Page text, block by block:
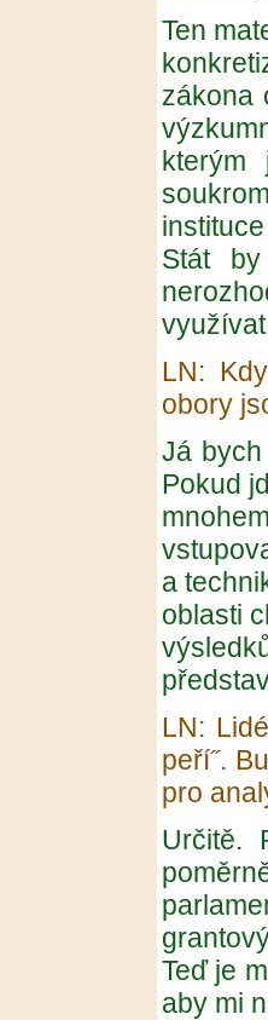
Ten
zákona
kterým
Stát
LN:
obory
Já
Pokud
a
oblasti
LN:
peří˝.
pro
Určitě.
Teď je
aby mi